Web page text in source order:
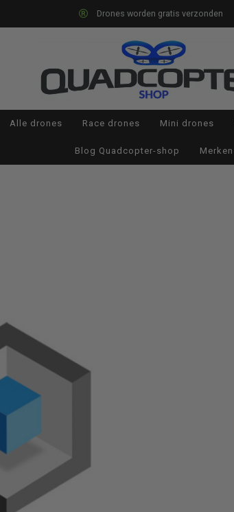
Drones worden gratis verzonden
Alle drones Race drones Mini drones
Blog Quadcopter-shop Merken